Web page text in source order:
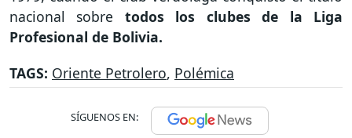
nacional sobre todos los clubes de la Liga
Profesional de Bolivia.
TAGS: Oriente Petrolero, Polémica
SÍGUENOS EN: